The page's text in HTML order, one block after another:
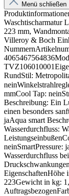
Menü schließen
Waschtischarmatur
223 mm,
Villeroy & Boch
RundStil:
mmCool Tap:
Beschreibung: Ein
einen besonders
jaAqua smart
Wasserdurchfluss:
neinSmartPressure:
Wasserdurchfluss
EigenschaftenHöhe
223Gewicht in kg: